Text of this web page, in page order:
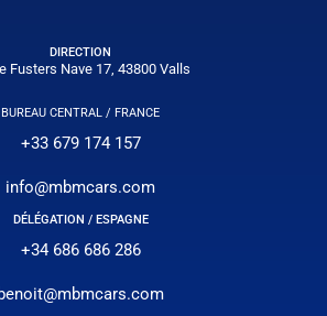
DIRECTION
Fusters Nave 17, 43800 Valls
BUREAU CENTRAL / FRANCE
+33 679 174 157
info@mbmcars.com
DÉLÉGATION / ESPAGNE
+34 686 686 286
benoit@mbmcars.com